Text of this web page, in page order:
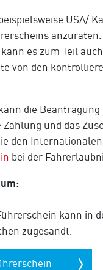
USA/
es zum Teil
von den
die
und das
den
bei der
kann in
zugesandt.